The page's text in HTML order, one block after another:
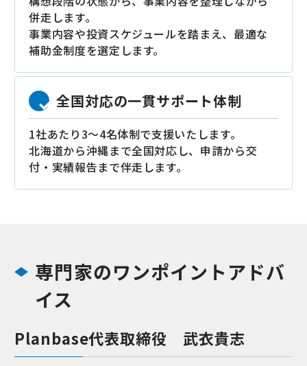
併走します。
事業内容や投資スケジュールを踏まえ、最適な
補助金制度を選定します。
全国対応の一貫サポート体制
1社あたり3〜4名体制で支援いたします。
北海道から沖縄まで全国対応し、申請から交
付・実績報告まで伴走します。
専門家のワンポイントアドバ
イス
Planbase代表取締役 武衣貴志